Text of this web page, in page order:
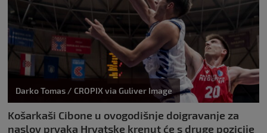
Darko Tomas / CROPIX via Guliver Image
Košarkaši Cibone u ovogodišnje doigravanje za
naslov prvaka Hrvatske krenut će s druge pozicije